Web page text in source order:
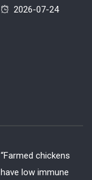
2026-07-24
“Farmed chickens
have low immune